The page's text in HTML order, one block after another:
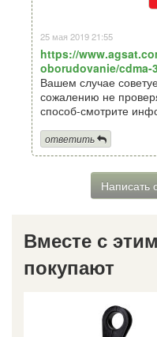
25 мая 2019 21:55
https://
oborudovanie/cdma-
Вашем случае
сожалению не
способ-смотрите
ответить
Написать
Вместе с
покупают